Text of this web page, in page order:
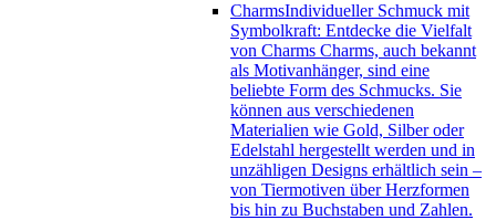
CharmsIndividueller Schmuck mit
Symbolkraft: Entdecke die Vielfalt
von Charms Charms, auch bekannt
als Motivanhänger, sind eine
beliebte Form des Schmucks. Sie
können aus verschiedenen
Materialien wie Gold, Silber oder
Edelstahl hergestellt werden und in
unzähligen Designs erhältlich sein –
von Tiermotiven über Herzformen
bis hin zu Buchstaben und Zahlen.